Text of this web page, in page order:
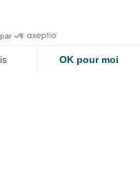
des mentors
OK pour moi